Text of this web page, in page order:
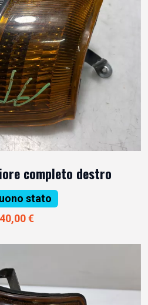
completo destro
stato
40,00 €